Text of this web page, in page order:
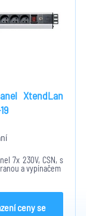
XtendLan
7x 230V, ČSN, s
a vypínačem
ceny se